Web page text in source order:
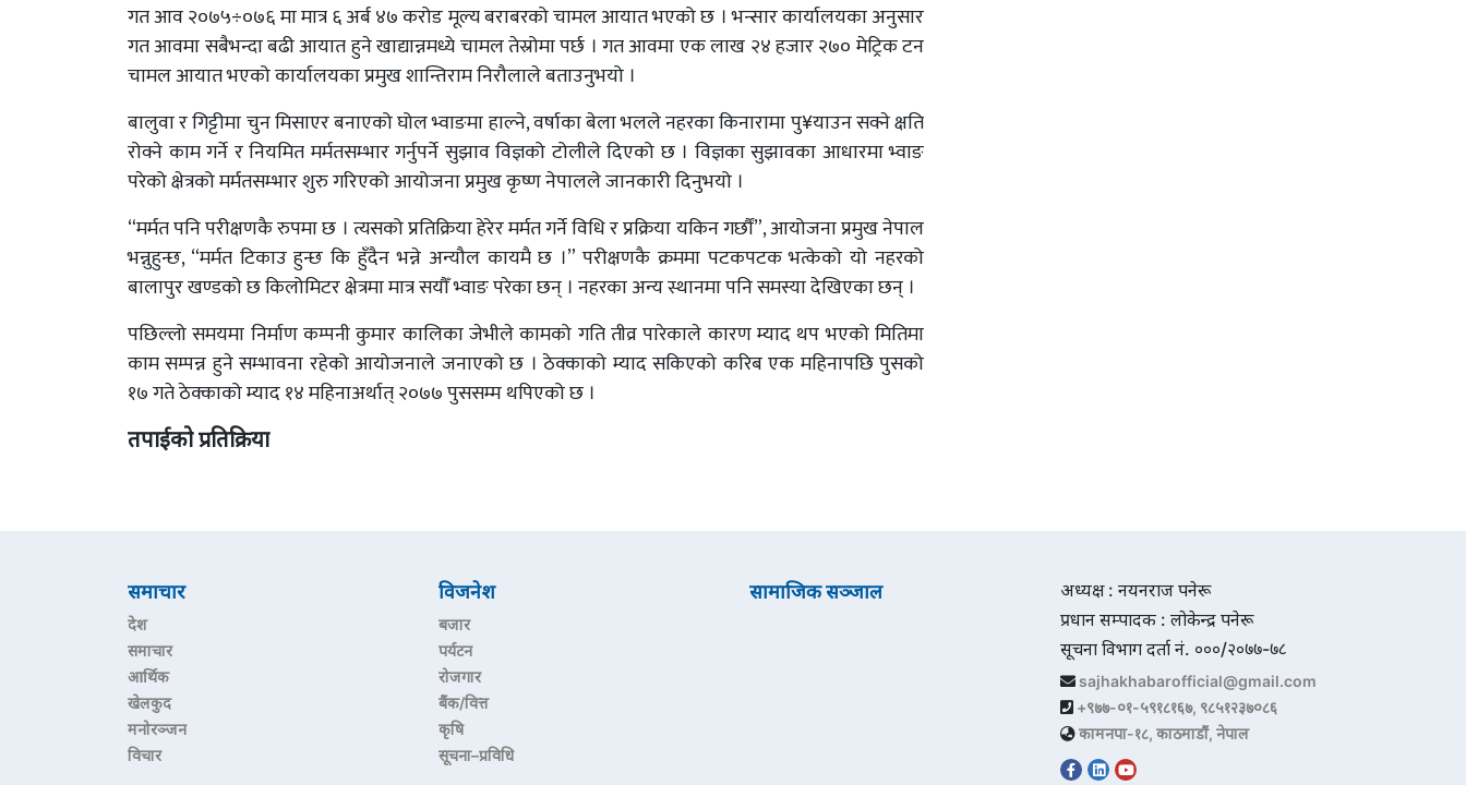
गत आव २०७५÷०७६ मा मात्र ६ अर्ब ४७ करोड मूल्य बराबरको चामल आयात भएको छ । भन्सार कार्यालयका अनुसार
गत आवमा सबैभन्दा बढी आयात हुने खाद्यान्नमध्ये चामल तेस्रोमा पर्छ । गत आवमा एक लाख २४ हजार २७० मेट्रिक टन
चामल आयात भएको कार्यालयका प्रमुख शान्तिराम निरौलाले बताउनुभयो ।
बालुवा र गिट्टीमा चुन मिसाएर बनाएको घोल भ्वाङमा हाल्ने, वर्षाका बेला भलले नहरका किनारामा पु¥याउन सक्ने क्षति
रोक्ने काम गर्ने र नियमित मर्मतसम्भार गर्नुपर्ने सुझाव विज्ञको टोलीले दिएको छ । विज्ञका सुझावका आधारमा भ्वाङ
परेको क्षेत्रको मर्मतसम्भार शुरु गरिएको आयोजना प्रमुख कृष्ण नेपालले जानकारी दिनुभयो ।
“मर्मत पनि परीक्षणकै रुपमा छ । त्यसको प्रतिक्रिया हेरेर मर्मत गर्ने विधि र प्रक्रिया यकिन गर्छौं”, आयोजना प्रमुख नेपाल
भन्नुहुन्छ, “मर्मत टिकाउ हुन्छ कि हुँदैन भन्ने अन्यौल कायमै छ ।” परीक्षणकै क्रममा पटकपटक भत्केको यो नहरको
बालापुर खण्डको छ किलोमिटर क्षेत्रमा मात्र सयौँ भ्वाङ परेका छन् । नहरका अन्य स्थानमा पनि समस्या देखिएका छन् ।
पछिल्लो समयमा निर्माण कम्पनी कुमार कालिका जेभीले कामको गति तीव्र पारेकाले कारण म्याद थप भएको मितिमा
काम सम्पन्न हुने सम्भावना रहेको आयोजनाले जनाएको छ । ठेक्काको म्याद सकिएको करिब एक महिनापछि पुसको
१७ गते ठेक्काको म्याद १४ महिनाअर्थात् २०७७ पुससम्म थपिएको छ ।
तपाईको प्रतिक्रिया
समाचार
देश
समाचार
आर्थिक
खेलकुद
मनोरञ्जन
विचार
विजनेश
बजार
पर्यटन
रोजगार
बैंक/वित्त
कृषि
सूचना–प्रविधि
सामाजिक सञ्जाल
अध्यक्ष : नयनराज पनेरू
प्रधान सम्पादक : लोकेन्द्र पनेरू
सूचना विभाग दर्ता नं. ०००/२०७७-७८
sajhakhabarofficial@gmail.com
+९७७-०१-५९१८१६७, ९८५१२३७०८६
कामनपा-१८, काठमाडौं, नेपाल